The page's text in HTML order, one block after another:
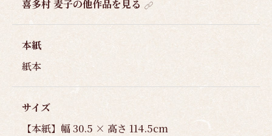
喜多村 麦子の他作品を見る
本紙
紙本
サイズ
【本紙】幅 30.5 × 高さ 114.5cm